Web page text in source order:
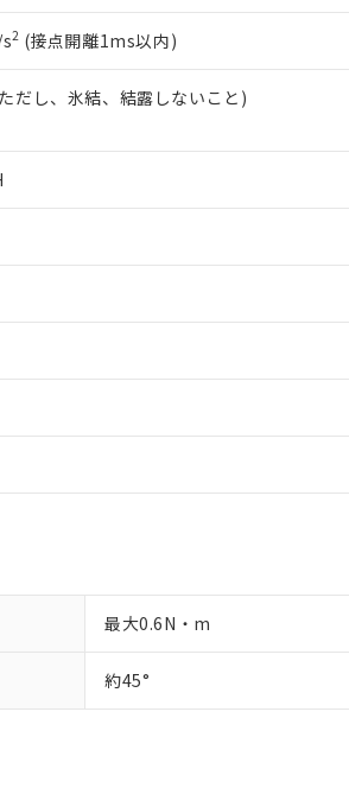
2 (接点開離1ms以内)
だし、氷結、結露しないこと)
最大0.6N・m
約45°